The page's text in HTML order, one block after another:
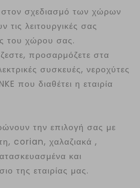
στον σχεδιασμό των χώρων
λειτουργικές σας
του χώρου σας.
προσαρμόζετε στα
συσκευές, νεροχύτες
που διαθέτει η εταιρία
την επιλογή σας με
corian, χαλαζιακά ,
και
της εταιρίας μας.